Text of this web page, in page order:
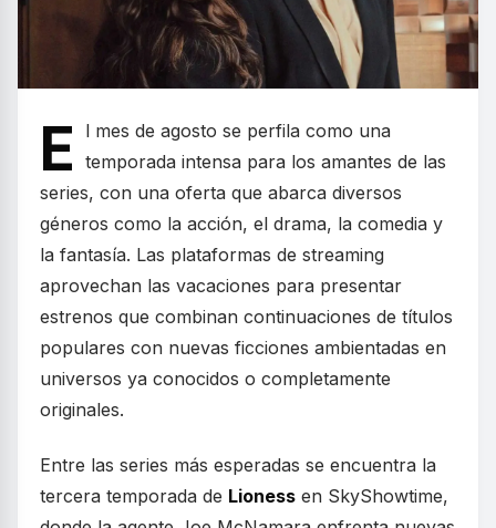
E
l mes de agosto se perfila como una
temporada intensa para los amantes de las
series, con una oferta que abarca diversos
géneros como la acción, el drama, la comedia y
la fantasía. Las plataformas de streaming
aprovechan las vacaciones para presentar
estrenos que combinan continuaciones de títulos
populares con nuevas ficciones ambientadas en
universos ya conocidos o completamente
originales.
Entre las series más esperadas se encuentra la
tercera temporada de Lioness en SkyShowtime,